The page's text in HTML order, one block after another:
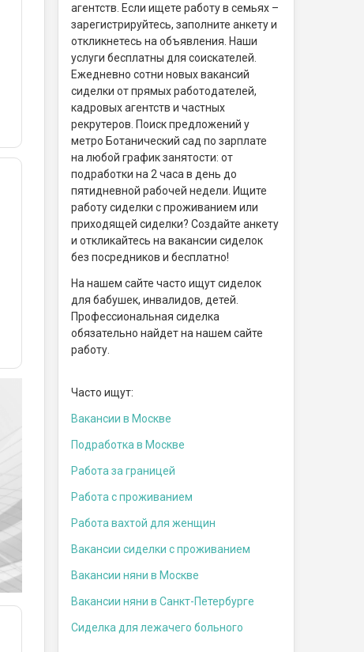
агентств. Если ищете работу в семьях –
зарегистрируйтесь, заполните анкету и
откликнетесь на объявления. Наши
услуги бесплатны для соискателей.
Ежедневно сотни новых вакансий
сиделки от прямых работодателей,
кадровых агентств и частных
рекрутеров. Поиск предложений у
метро Ботанический сад по зарплате
на любой график занятости: от
подработки на 2 часа в день до
пятидневной рабочей недели. Ищите
работу сиделки с проживанием или
приходящей сиделки? Создайте анкету
и откликайтесь на вакансии сиделок
без посредников и бесплатно!
На нашем сайте часто ищут сиделок
для бабушек, инвалидов, детей.
Профессиональная сиделка
обязательно найдет на нашем сайте
работу.
Часто ищут:
Вакансии в Москве
Подработка в Москве
Работа за границей
Работа с проживанием
Работа вахтой для женщин
Вакансии сиделки с проживанием
Вакансии няни в Москве
Вакансии няни в Санкт-Петербурге
Сиделка для лежачего больного